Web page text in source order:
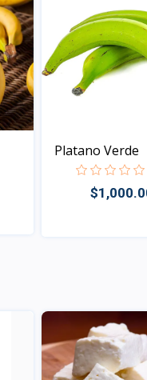
Platano Verde